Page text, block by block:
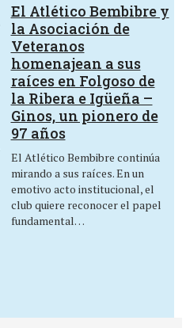
El Atlético Bembibre y
la Asociación de
Veteranos
homenajean a sus
raíces en Folgoso de
la Ribera e Igüeña –
Ginos, un pionero de
97 años
El Atlético Bembibre continúa
mirando a sus raíces. En un
emotivo acto institucional, el
club quiere reconocer el papel
fundamental…